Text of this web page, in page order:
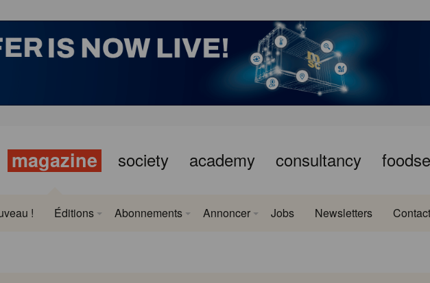
magazine society academy consultancy
! Éditions Abonnements Annoncer Jobs Newsletters